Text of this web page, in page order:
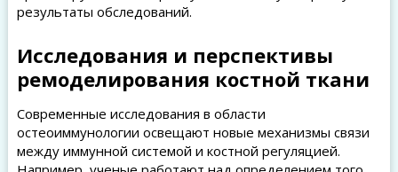
результаты обследований.
Исследования и перспективы
ремоделирования костной ткани
Современные исследования в области
остеоиммунологии освещают новые механизмы связи
между иммунной системой и костной регуляцией.